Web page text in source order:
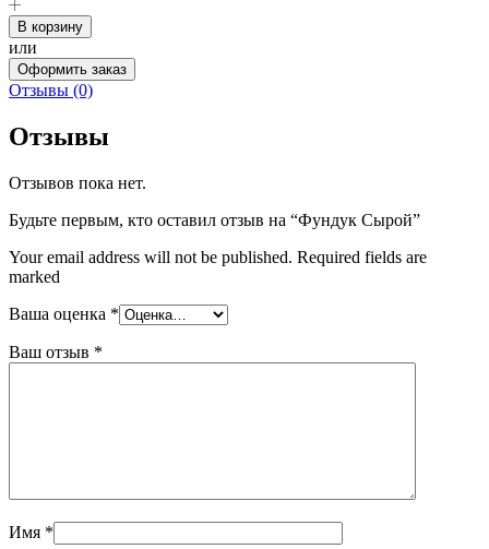
В корзину
или
Оформить заказ
Отзывы (0)
Отзывы
Отзывов пока нет.
Будьте первым, кто оставил отзыв на “Фундук Сырой”
Your email address will not be published. Required fields are
marked
Ваша оценка *
Ваш отзыв *
Имя *